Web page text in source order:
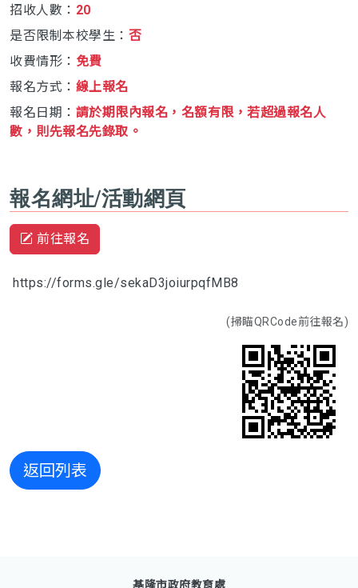
招收人數： 20
是否限制本校學生： 否
收費情形： 免費
報名方式： 線上報名
報名日期： 請於期限內報名，名額有限，若超過報名人
數，則先報名先錄取。
報名網址/活動網頁
前往報名
https://forms.gle/sekaD3joiurpqfMB8
(掃瞄QRCode前往報名)
返回列表
基隆市政府教育處